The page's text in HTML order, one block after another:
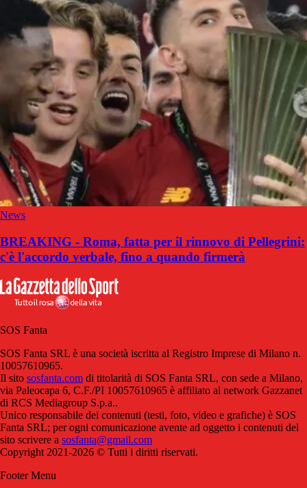
News
BREAKING - Roma, fatta per il rinnovo di Pellegrini:
c'è l'accordo verbale, fino a quando firmerà
SOS Fanta
SOS Fanta SRL è una società iscritta al Registro Imprese di Milano n.
10057610965.
Il sito sosfanta.com di titolarità di SOS Fanta SRL, con sede a Milano,
via Paleocapa 6, C.F./PI 10057610965 è affiliato al network Gazzanet
di RCS Mediagroup S.p.a..
Unico responsabile dei contenuti (testi, foto, video e grafiche) è SOS
Fanta SRL; per ogni comunicazione avente ad oggetto i contenuti del
sito scrivere a sosfanta@gmail.com
Copyright 2021-2026 © Tutti i diritti riservati.
Footer Menu